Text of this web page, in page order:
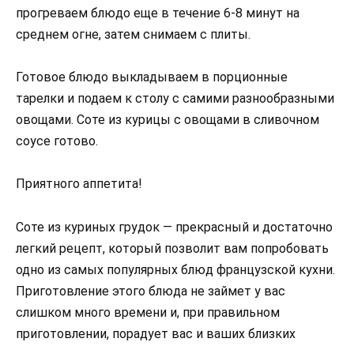
прогреваем блюдо еще в течение 6-8 минут на
среднем огне, затем снимаем с плиты.
Готовое блюдо выкладываем в порционные
тарелки и подаем к столу с самими разнообразными
овощами. Соте из курицы с овощами в сливочном
соусе готово.
Приятного аппетита!
Соте из куриных грудок — прекрасный и достаточно
легкий рецепт, который позволит вам попробовать
одно из самых популярных блюд французской кухни.
Приготовление этого блюда не займет у вас
слишком много времени и, при правильном
приготовлении, порадует вас и ваших близких